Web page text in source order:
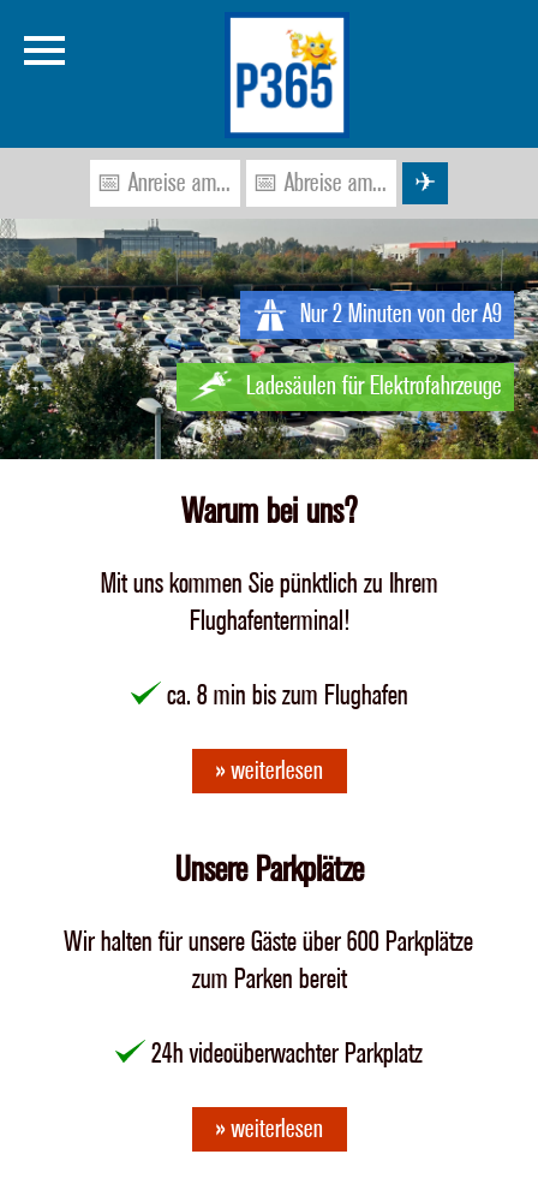
Startseite
Preise
Buchung
Flughafen
Gästebuch
Nur 2 Minuten von der A9
Ladesäulen für Elektrofahrzeuge
Warum bei uns?
Mit uns kommen Sie pünktlich zu Ihrem
Flughafenterminal!
ca. 8 min bis zum Flughafen
» weiterlesen
Unsere Parkplätze
Wir halten für unsere Gäste über 600 Parkplätze
zum Parken bereit
24h videoüberwachter Parkplatz
» weiterlesen